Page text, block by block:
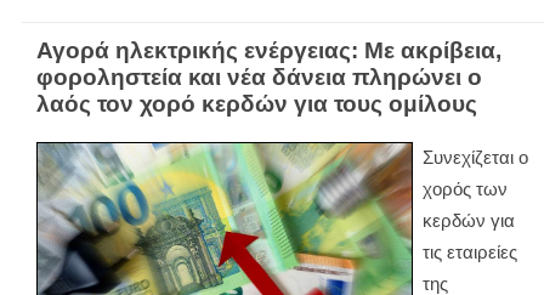
Αγορά ηλεκτρικής ενέργειας: Με ακρίβεια,
φοροληστεία και νέα δάνεια πληρώνει ο
λαός τον χορό κερδών για τους ομίλους
Συνεχίζεται ο
χορός των
κερδών για
τις εταιρείες
της